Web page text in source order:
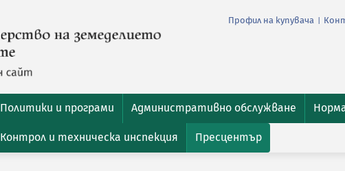
Профил на купувача
Политики и програми Административно обслужване
Контрол и техническа инспекция Пресцентър